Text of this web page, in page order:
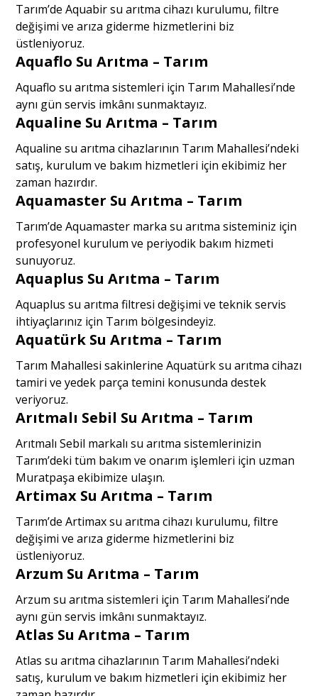
Tarım’de Aquabir su arıtma cihazı kurulumu, filtre
değişimi ve arıza giderme hizmetlerini biz
üstleniyoruz.
Aquaflo Su Arıtma – Tarım
Aquaflo su arıtma sistemleri için Tarım Mahallesi’nde
aynı gün servis imkânı sunmaktayız.
Aqualine Su Arıtma – Tarım
Aqualine su arıtma cihazlarının Tarım Mahallesi’ndeki
satış, kurulum ve bakım hizmetleri için ekibimiz her
zaman hazırdır.
Aquamaster Su Arıtma – Tarım
Tarım’de Aquamaster marka su arıtma sisteminiz için
profesyonel kurulum ve periyodik bakım hizmeti
sunuyoruz.
Aquaplus Su Arıtma – Tarım
Aquaplus su arıtma filtresi değişimi ve teknik servis
ihtiyaçlarınız için Tarım bölgesindeyiz.
Aquatürk Su Arıtma – Tarım
Tarım Mahallesi sakinlerine Aquatürk su arıtma cihazı
tamiri ve yedek parça temini konusunda destek
veriyoruz.
Arıtmalı Sebil Su Arıtma – Tarım
Arıtmalı Sebil markalı su arıtma sistemlerinizin
Tarım’deki tüm bakım ve onarım işlemleri için uzman
Muratpaşa ekibimize ulaşın.
Artimax Su Arıtma – Tarım
Tarım’de Artimax su arıtma cihazı kurulumu, filtre
değişimi ve arıza giderme hizmetlerini biz
üstleniyoruz.
Arzum Su Arıtma – Tarım
Arzum su arıtma sistemleri için Tarım Mahallesi’nde
aynı gün servis imkânı sunmaktayız.
Atlas Su Arıtma – Tarım
Atlas su arıtma cihazlarının Tarım Mahallesi’ndeki
satış, kurulum ve bakım hizmetleri için ekibimiz her